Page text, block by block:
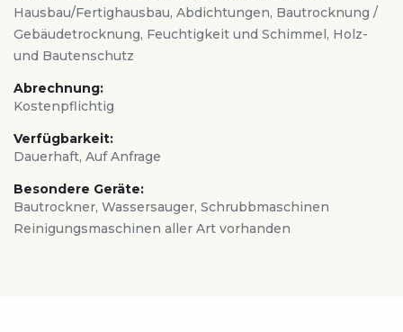
Hausbau/Fertighausbau, Abdichtungen, Bautrocknung /
Gebäudetrocknung, Feuchtigkeit und Schimmel, Holz-
und Bautenschutz
Abrechnung:
Kostenpflichtig
Verfügbarkeit:
Dauerhaft, Auf Anfrage
Besondere Geräte:
Bautrockner, Wassersauger, Schrubbmaschinen
Reinigungsmaschinen aller Art vorhanden